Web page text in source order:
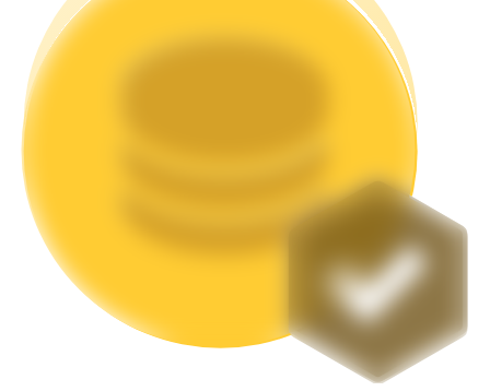
Popüler token'lar kazanmak için esnek staking